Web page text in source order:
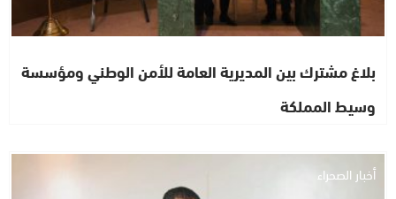
بلاغ مشترك بين المديرية العامة للأمن الوطني ومؤسسة
وسيط المملكة
أخبار الصحراء